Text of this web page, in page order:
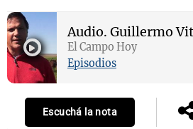
Audio. Guillermo
El Campo Hoy
Episodios
Escuchá la nota